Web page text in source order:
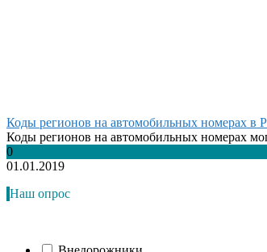
Коды регионов на автомобильных номерах в
Коды регионов на автомобильных номерах
0
01.01.2019
Наш опрос